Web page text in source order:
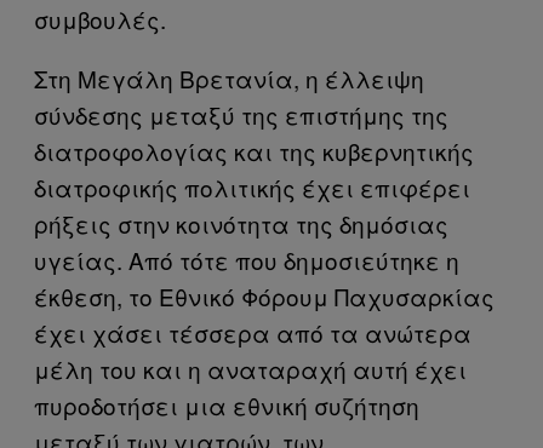
συμβουλές.
Στη Μεγάλη Βρετανία, η έλλειψη
σύνδεσης μεταξύ της επιστήμης της
διατροφολογίας και της κυβερνητικής
διατροφικής πολιτικής έχει επιφέρει
ρήξεις στην κοινότητα της δημόσιας
υγείας. Από τότε που δημοσιεύτηκε η
έκθεση, το Εθνικό Φόρουμ Παχυσαρκίας
έχει χάσει τέσσερα από τα ανώτερα
μέλη του και η αναταραχή αυτή έχει
πυροδοτήσει μια εθνική συζήτηση
μεταξύ των γιατρών, των